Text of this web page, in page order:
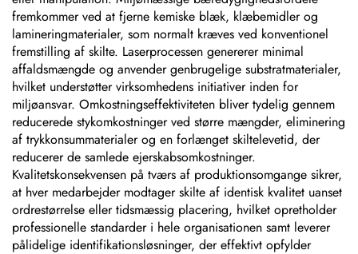
fremkommer ved at fjerne kemiske blæk, klæbemidler og
lamineringmaterialer, som normalt kræves ved konventionel
fremstilling af skilte. Laserprocessen genererer minimal
affaldsmængde og anvender genbrugelige substratmaterialer,
hvilket understøtter virksomhedens initiativer inden for
miljøansvar. Omkostningseffektiviteten bliver tydelig gennem
reducerede stykomkostninger ved større mængder, eliminering
af trykkonsummaterialer og en forlænget skiltelevetid, der
reducerer de samlede ejerskabsomkostninger.
Kvalitetskonsekvensen på tværs af produktionsomgange sikrer,
at hver medarbejder modtager skilte af identisk kvalitet uanset
ordrestørrelse eller tidsmæssig placering, hvilket opretholder
professionelle standarder i hele organisationen samt leverer
pålidelige identifikationsløsninger, der effektivt opfylder